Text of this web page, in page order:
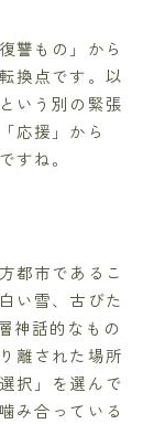
讐もの」から
換点です。以
いう別の緊張
応援」から
すね。
都市であるこ
い雪、古びた
神話的なもの
離された場所
択」を選んで
み合っている